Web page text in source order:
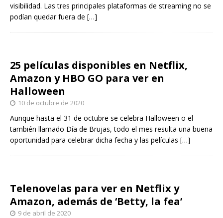
visibilidad. Las tres principales plataformas de streaming no se
podían quedar fuera de […]
25 películas disponibles en Netflix,
Amazon y HBO GO para ver en
Halloween
10 de octubre de 2020
Aunque hasta el 31 de octubre se celebra Halloween o el
también llamado Día de Brujas, todo el mes resulta una buena
oportunidad para celebrar dicha fecha y las películas […]
Telenovelas para ver en Netflix y
Amazon, además de ‘Betty, la fea’
9 de abril de 2020